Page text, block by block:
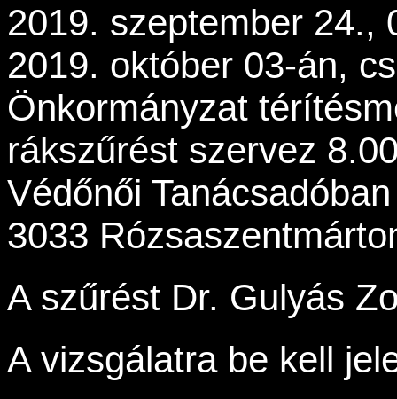
2019. szeptember 24.,
2019. október 03-án,
Önkormányzat
rákszűrést szervez
Védőnői
3033
A szűrést Dr. Gulyás
A vizsgálatra be kell